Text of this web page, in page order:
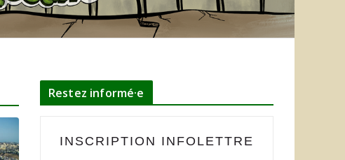
Restez informé·e
INSCRIPTION INFOLETTRE